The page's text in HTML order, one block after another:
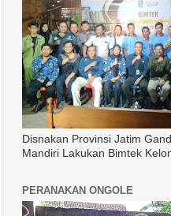
Disnakan Provinsi Jatim
Mandiri Lakukan Bimtek
PERANAKAN ONGOLE